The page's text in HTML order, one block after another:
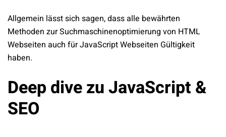
Allgemein lässt sich sagen, dass alle bewährten
Methoden zur Suchmaschinenoptimierung von HTML
Webseiten auch für JavaScript Webseiten Gültigkeit
haben.
Deep dive zu JavaScript &
SEO